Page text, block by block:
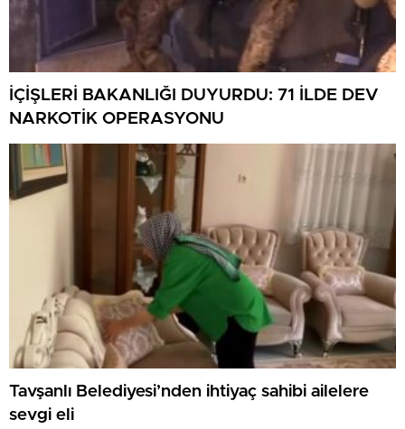
İÇİŞLERİ BAKANLIĞI DUYURDU: 71 İLDE DEV
NARKOTİK OPERASYONU
Tavşanlı Belediyesi’nden ihtiyaç sahibi ailelere
sevgi eli